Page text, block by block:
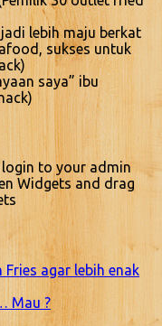
lebih maju berkat
sukses untuk
saya” ibu
to your admin
Widgets and drag
Fries agar lebih enak
Mau ?